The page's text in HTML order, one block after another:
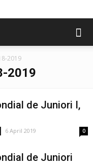
2019
2019
de Juniori I,
6 April 2019 0
de Juniori